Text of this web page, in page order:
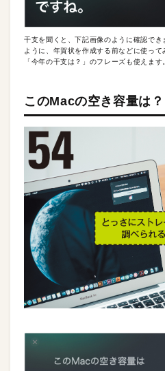
干支を聞くと、下記画像のように確認で
ように、年賀状を作成する前などに使って
「今年の干支は？」のフレーズも使えます
このMacの空き容量は？